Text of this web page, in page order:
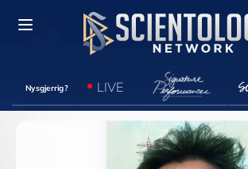
Nysgjerrig? LIVE